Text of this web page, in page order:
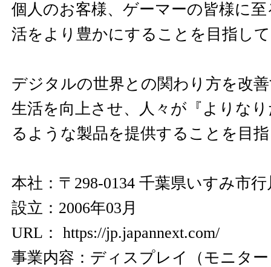
個人のお客様、ゲーマーの皆様に
活をより豊かにすることを目指し
デジタルの世界との関わり方を改
生活を向上させ、人々が『よりな
るような製品を提供することを目
本社：〒298-0134 千葉県いすみ市
設立：2006年03月
URL： https://jp.japannext.com/
事業内容：ディスプレイ（モニタ